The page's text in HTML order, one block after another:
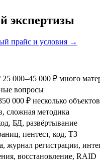
экспертизы
прайс и условия →
25 000–45 000 ₽ много
вопросы
000 ₽ несколько
сложная методика
БД, развёртывание
пентест, код, ТЗ
журнал регистрации,
восстановление, RAID